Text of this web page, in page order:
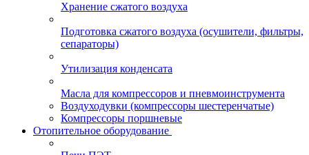
Хранение сжатого воздуха
Подготовка сжатого воздуха (осушители, фильтры,
сепараторы)
Утилизация конденсата
Масла для компрессоров и пневмоинструмента
Воздуходувки (компрессоры шестеренчатые)
Компрессоры поршневые
Отопительное оборудование